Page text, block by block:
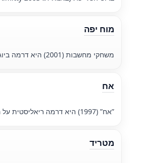
מוח יפה
משחקי מחשבות (2001) היא דרמה ביוגרפית על חייו של המתמטיקאי ג 'ון נאש, הנאבק בסכיזופרניה, ועל רצונו למצוא איזון בין גאונות למאבק אישי.
אח
”אח” (1997) היא דרמה ריאליסטית על חייו של בחור רוסי צעיר שנכנס לעולם הפשע, מנסה להגן על משפחתו ולשרוד בסביבה אכזרית.
מטריד